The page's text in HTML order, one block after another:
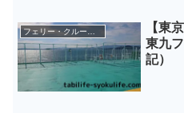
【東
東九
記）